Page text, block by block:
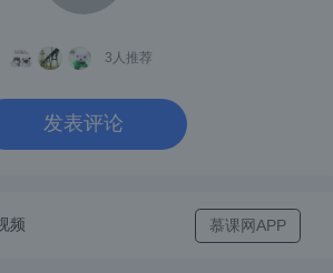
、学生和教育的敬畏、关爱和热
，与学校老师在讲台上默默奉
。就像《孟子·梁惠王下》中说
3 人推荐
发表评论
频 慕课网APP